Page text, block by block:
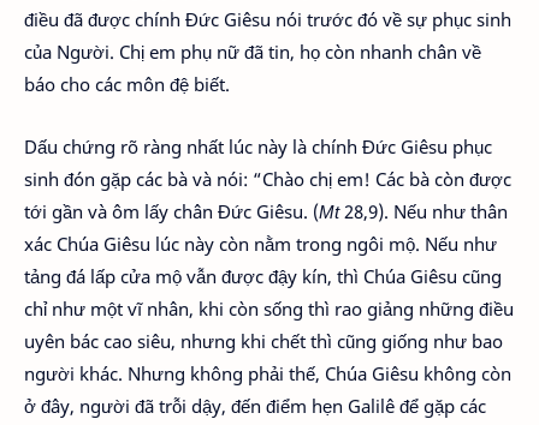
điều đã được chính Đức Giêsu nói trước đó về sự phục sinh
của Người. Chị em phụ nữ đã tin, họ còn nhanh chân về
báo cho các môn đệ biết.
Dấu chứng rõ ràng nhất lúc này là chính Đức Giêsu phục
sinh đón gặp các bà và nói: “Chào chị em! Các bà còn được
tới gần và ôm lấy chân Đức Giêsu. (Mt28,9). Nếu như thân
xác Chúa Giêsu lúc này còn nằm trong ngôi mộ. Nếu như
tảng đá lấp cửa mộ vẫn được đậy kín, thì Chúa Giêsu cũng
chỉ như một vĩ nhân, khi còn sống thì rao giảng những điều
uyên bác cao siêu, nhưng khi chết thì cũng giống như bao
người khác. Nhưng không phải thế, Chúa Giêsu không còn
ở đây, người đã trỗi dậy, đến điểm hẹn Galilê để gặp các